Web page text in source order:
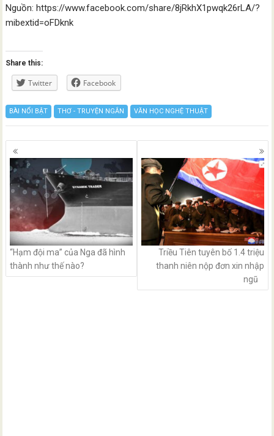
Nguồn: https://www.facebook.com/share/8jRkhX1pwqk26rLA/?
mibextid=oFDknk
Share this:
Twitter Facebook
BÀI NỔI BẬT THƠ - TRUYỆN NGẮN VĂN HỌC NGHỆ THUẬT
Posts
navigation
“Hạm đội ma” của Nga đã hình
thành như thế nào?
Triều Tiên tuyên bố 1.4 triệu
thanh niên nộp đơn xin nhập
ngũ